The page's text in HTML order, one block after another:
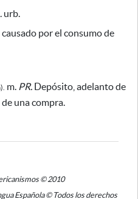
urb.
causado por el consumo de
m. PR. Depósito, adelanto de
una compra.
© 2010
Española © Todos los derechos